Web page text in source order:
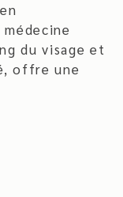
du visage et
offre une